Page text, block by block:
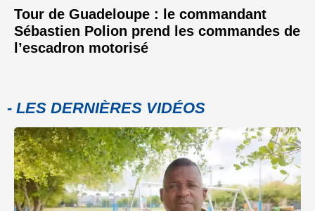
Tour de Guadeloupe : le commandant
Sébastien Polion prend les commandes de
l’escadron motorisé
- LES DERNIÈRES VIDÉOS